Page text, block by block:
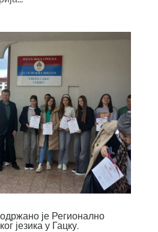
је Регионално
језика у Гацку.